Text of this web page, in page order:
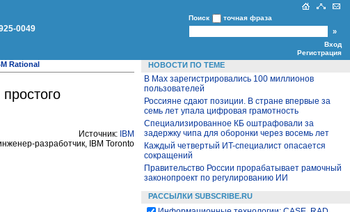
0049
Поиск точная фраза
Вход
Регистрация
Rational
Источник: IBM
разработчик, IBM Toronto
НОВОСТИ ПО ТЕМЕ
В Max зарегистрировались 100 миллионов
пользователей
Россияне сдают позиции. В стране впервые за
семь лет упала цифровая грамотность
Специализированное КБ оштрафовали за
задержку чипа для оборонки через восемь лет
Каждый четвертый ИT-специалист опасается
сокращений
Правительство России прорабатывает рамочный
законопроект по регулированию ИИ
РАССЫЛКИ SUBSCRIBE.RU